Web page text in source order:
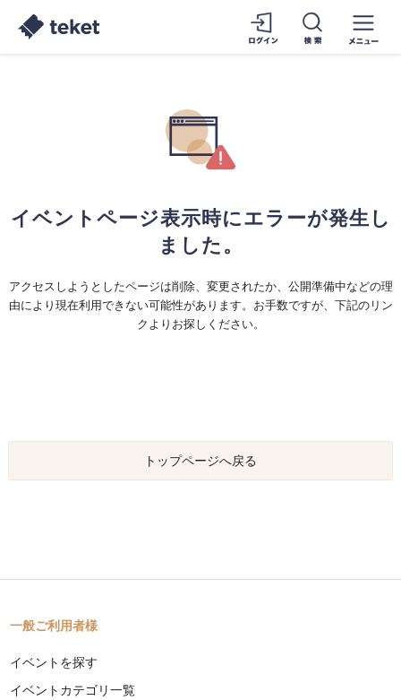
イベントページ表示時にエラーが発生し
ました。
アクセスしようとしたページは削除、変更されたか、公開準備中などの理
由により現在利用できない可能性があります。お手数ですが、下記のリン
クよりお探しください。
トップページへ戻る
一般ご利用者様
イベントを探す
イベントカテゴリ一覧